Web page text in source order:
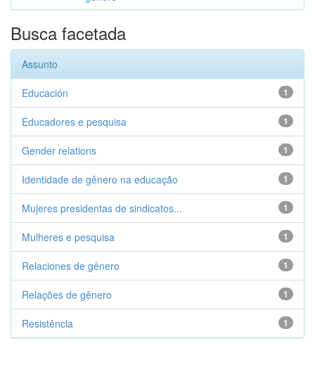
Busca facetada
Assunto
1
Educación
1
Educadores e pesquisa
1
Gender relations
1
Identidade de gênero na educação
1
Mujeres presidentas de sindicatos...
1
Mulheres e pesquisa
1
Relaciones de gênero
1
Relações de gênero
1
Resistência